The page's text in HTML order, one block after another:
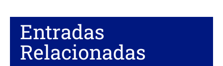
Entradas
Relacionadas